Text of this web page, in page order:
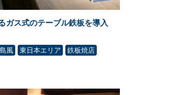
ガス式のテーブル鉄板を導入
風 東日本エリア
鉄板焼店